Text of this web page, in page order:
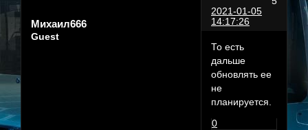
2021-01-05
14:17:26
Михаил666
Guest
То есть
дальше
обновлять ее
не
планируется.
0